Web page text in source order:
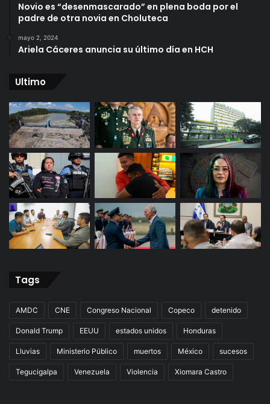
Novio es “desenmascarado” en plena boda por el
padre de otra novia en Choluteca
mayo 2, 2024
Ariela Cáceres anuncia su último día en HCH
Ultimo
Tags
AMDC CNE Congreso Nacional Copeco detenido
Donald Trump EEUU estados unidos Honduras
Lluvias Ministerio Público muertos México sucesos
Tegucigalpa Venezuela Violencia Xiomara Castro